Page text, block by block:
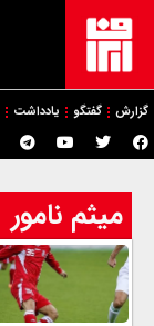
گزارش گفتگو یادداشت
میثم نامور